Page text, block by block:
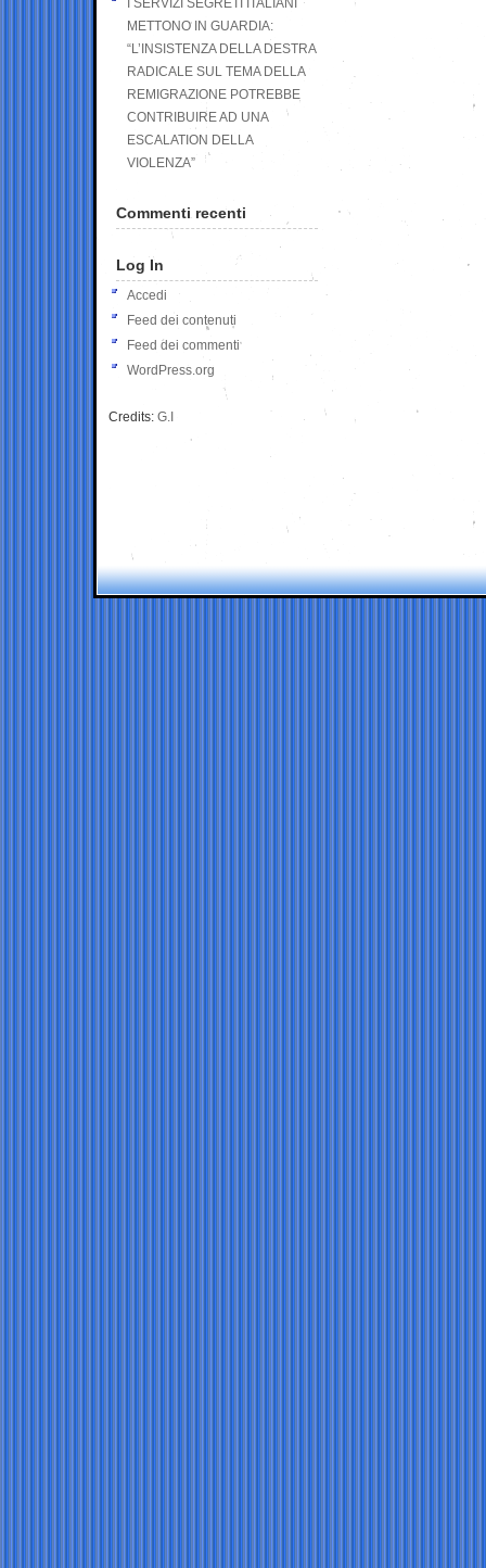
I SERVIZI SEGRETI ITALIANI
METTONO IN GUARDIA:
“L’INSISTENZA DELLA DESTRA
RADICALE SUL TEMA DELLA
REMIGRAZIONE POTREBBE
CONTRIBUIRE AD UNA
ESCALATION DELLA
VIOLENZA”
Commenti recenti
Log In
Accedi
Feed dei contenuti
Feed dei commenti
WordPress.org
Credits: G.I